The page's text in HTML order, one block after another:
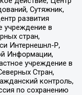
Сутяжник,
развития
учреждение в
стран,
Интернешнл-Р,
Информации,
учреждение в
Стран,
контроль,
по сохранению